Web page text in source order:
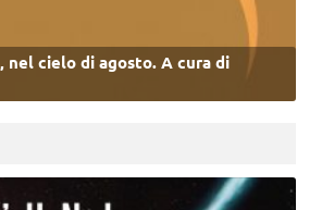
nel cielo di agosto. A cura di